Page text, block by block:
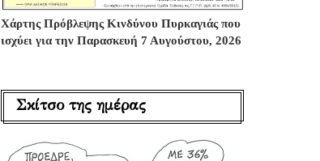
Χάρτης Πρόβλεψης Κινδύνου Πυρκαγιάς που
ισχύει για την Παρασκευή 7 Αυγούστου, 2026
Σκίτσο της ημέρας